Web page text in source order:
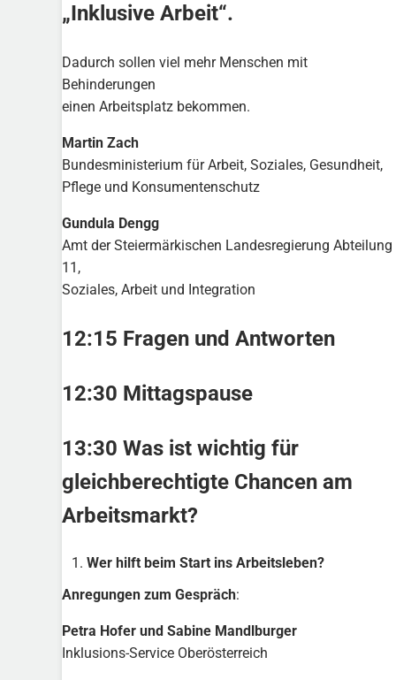
„Inklusive Arbeit“.
Dadurch sollen viel mehr Menschen mit
Behinderungen
einen Arbeitsplatz bekommen.
Martin Zach
Bundesministerium für Arbeit, Soziales, Gesundheit,
Pflege und Konsumentenschutz
Gundula Dengg
Amt der Steiermärkischen Landesregierung Abteilung
11,
Soziales, Arbeit und Integration
12:15 Fragen und Antworten
12:30 Mittagspause
13:30 Was ist wichtig für
gleichberechtigte Chancen am
Arbeitsmarkt?
Wer hilft beim Start ins Arbeitsleben?
Anregungen zum Gespräch:
Petra Hofer und Sabine Mandlburger
Inklusions-Service Oberösterreich